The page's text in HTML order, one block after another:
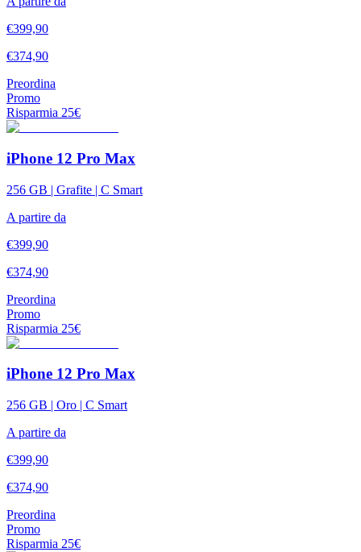
€399,90
€374,90
Preordina
Promo
Risparmia 25€
iPhone 12 Pro Max
256 GB | Grafite | C Smart
A partire da
€399,90
€374,90
Preordina
Promo
Risparmia 25€
iPhone 12 Pro Max
256 GB | Oro | C Smart
A partire da
€399,90
€374,90
Preordina
Promo
Risparmia 25€